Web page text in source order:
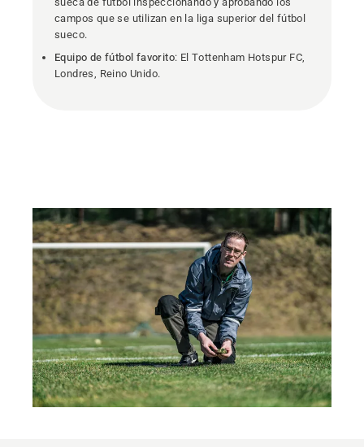
campos que se utilizan en la liga superior del fútbol
sueco.
Equipo de fútbol favorito: El Tottenham Hotspur FC,
Londres, Reino Unido.